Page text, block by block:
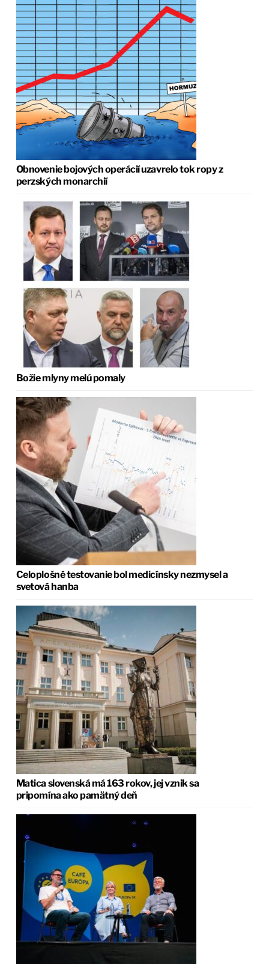
Obnovenie bojových operácií uzavrelo tok ropy z
perzských monarchií
Božie mlyny melú pomaly
Celoplošné testovanie bol medicínsky nezmysel a
svetová hanba
Matica slovenská má 163 rokov, jej vznik sa
pripomína ako pamätný deň